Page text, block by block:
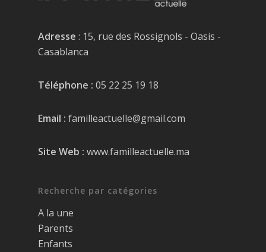
Adresse : 15, rue des Rossignols - Oasis -
Casablanca
Téléphone : 05 22 25 19 18
Email : familleactuelle@gmail.com
Site Web : www.familleactuelle.ma
Recherche par catégories
A la une
Parents
Enfants